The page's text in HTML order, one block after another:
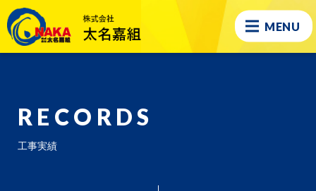
MENU
RECORDS
工事実績